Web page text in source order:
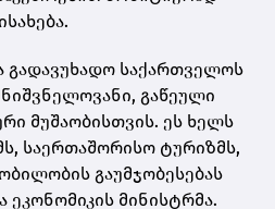
გადავუხადო საქართველოს
გაწეული
მუშაობისთვის. ეს ხელს
საერთაშორისო ტურიზმს,
გაუმჯობესებას
ეკონომიკის მინისტრმა.